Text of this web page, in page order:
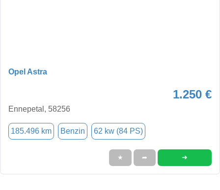
Opel Astra
1.250 €
Ennepetal, 58256
185.496 km Benzin 62 kw (84 PS)
★ ➦ ➜